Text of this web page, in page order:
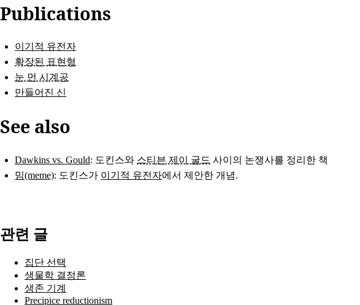
Publications
이기적 유전자
확장된 표현형
눈 먼 시계공
만들어진 신
See also
Dawkins vs. Gould: 도킨스와 스티븐 제이 굴드 사이의 논쟁사를 정리한 책
밈(meme): 도킨스가 이기적 유전자에서 제안한 개념.
관련 글
집단 선택
생물학 결정론
생존 기계
Precipice reductionism